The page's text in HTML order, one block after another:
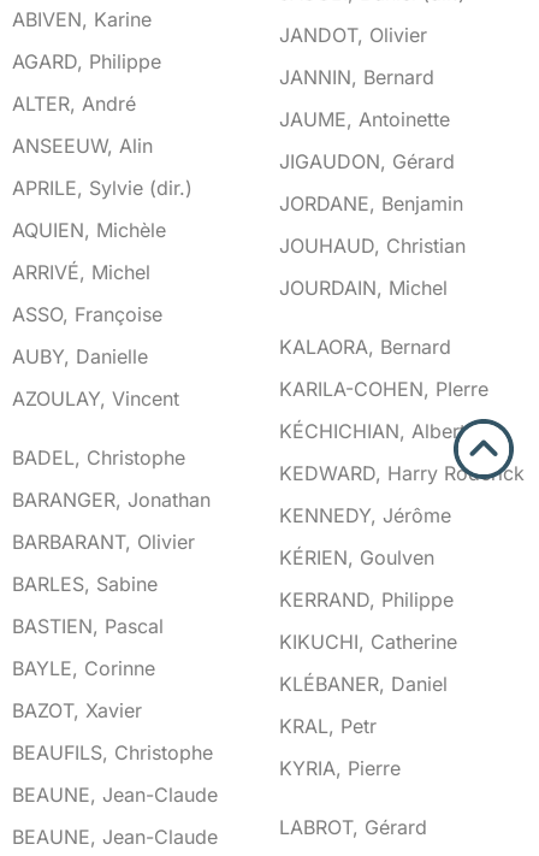
ABIVEN, Karine
AGARD, Philippe
ALTER, André
ANSEEUW, Alin
APRILE, Sylvie (dir.)
AQUIEN, Michèle
ARRIVÉ, Michel
ASSO, Françoise
AUBY, Danielle
AZOULAY, Vincent
B
BADEL, Christophe
BARANGER, Jonathan
BARBARANT, Olivier
BARLES, Sabine
BASTIEN, Pascal
BAYLE, Corinne
BAZOT, Xavier
BEAUFILS, Christophe
BEAUNE, Jean-Claude
BEAUNE, Jean-Claude
JANDOT, Olivier
JANNIN, Bernard
JAUME, Antoinette
JIGAUDON, Gérard
JORDANE, Benjamin
JOUHAUD, Christian
JOURDAIN, Michel
K
KALAORA, Bernard
KARILA-COHEN, PIerre
KÉCHICHIAN, Albert
KEDWARD, Harry Roderick
KENNEDY, Jérôme
KÉRIEN, Goulven
KERRAND, Philippe
KIKUCHI, Catherine
KLÉBANER, Daniel
KRAL, Petr
KYRIA, Pierre
LLABROT, Gérard